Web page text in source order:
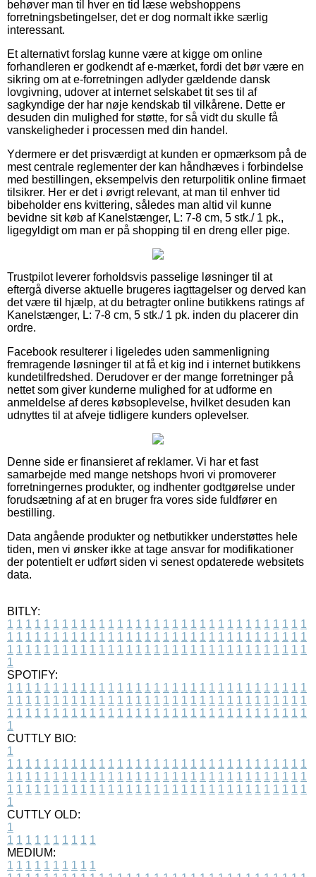
behøver man til hver en tid læse webshoppens
forretningsbetingelser, det er dog normalt ikke særlig
interessant.
Et alternativt forslag kunne være at kigge om online
forhandleren er godkendt af e-mærket, fordi det bør være en
sikring om at e-forretningen adlyder gældende dansk
lovgivning, udover at internet selskabet tit ses til af
sagkyndige der har nøje kendskab til vilkårene. Dette er
desuden din mulighed for støtte, for så vidt du skulle få
vanskeligheder i processen med din handel.
Ydermere er det prisværdigt at kunden er opmærksom på de
mest centrale reglementer der kan håndhæves i forbindelse
med bestillingen, eksempelvis den returpolitik online firmaet
tilsikrer. Her er det i øvrigt relevant, at man til enhver tid
bibeholder ens kvittering, således man altid vil kunne
bevidne sit køb af Kanelstænger, L: 7-8 cm, 5 stk./ 1 pk.,
ligegyldigt om man er på shopping til en dreng eller pige.
Trustpilot leverer forholdsvis passelige løsninger til at
eftergå diverse aktuelle brugeres iagttagelser og derved kan
det være til hjælp, at du betragter online butikkens ratings af
Kanelstænger, L: 7-8 cm, 5 stk./ 1 pk. inden du placerer din
ordre.
Facebook resulterer i ligeledes uden sammenligning
fremragende løsninger til at få et kig ind i internet butikkens
kundetilfredshed. Derudover er der mange forretninger på
nettet som giver kunderne mulighed for at udforme en
anmeldelse af deres købsoplevelse, hvilket desuden kan
udnyttes til at afveje tidligere kunders oplevelser.
Denne side er finansieret af reklamer. Vi har et fast
samarbejde med mange netshops hvori vi promoverer
forretningernes produkter, og indhenter godtgørelse under
forudsætning af at en bruger fra vores side fuldfører en
bestilling.
Data angående produkter og netbutikker understøttes hele
tiden, men vi ønsker ikke at tage ansvar for modifikationer
der potentielt er udført siden vi senest opdaterede websitets
data.
BITLY:
1 1 1 1 1 1 1 1 1 1 1 1 1 1 1 1 1 1 1 1 1 1 1 1 1 1 1 1 1 1 1 1 1
1 1 1 1 1 1 1 1 1 1 1 1 1 1 1 1 1 1 1 1 1 1 1 1 1 1 1 1 1 1 1 1 1
1 1 1 1 1 1 1 1 1 1 1 1 1 1 1 1 1 1 1 1 1 1 1 1 1 1 1 1 1 1 1 1 1
1
SPOTIFY:
1 1 1 1 1 1 1 1 1 1 1 1 1 1 1 1 1 1 1 1 1 1 1 1 1 1 1 1 1 1 1 1 1
1 1 1 1 1 1 1 1 1 1 1 1 1 1 1 1 1 1 1 1 1 1 1 1 1 1 1 1 1 1 1 1 1
1 1 1 1 1 1 1 1 1 1 1 1 1 1 1 1 1 1 1 1 1 1 1 1 1 1 1 1 1 1 1 1 1
1
CUTTLY BIO:
1
1 1 1 1 1 1 1 1 1 1 1 1 1 1 1 1 1 1 1 1 1 1 1 1 1 1 1 1 1 1 1 1 1
1 1 1 1 1 1 1 1 1 1 1 1 1 1 1 1 1 1 1 1 1 1 1 1 1 1 1 1 1 1 1 1 1
1 1 1 1 1 1 1 1 1 1 1 1 1 1 1 1 1 1 1 1 1 1 1 1 1 1 1 1 1 1 1 1 1
1
CUTTLY OLD:
1
1 1 1 1 1 1 1 1 1 1
MEDIUM:
1 1 1 1 1 1 1 1 1 1